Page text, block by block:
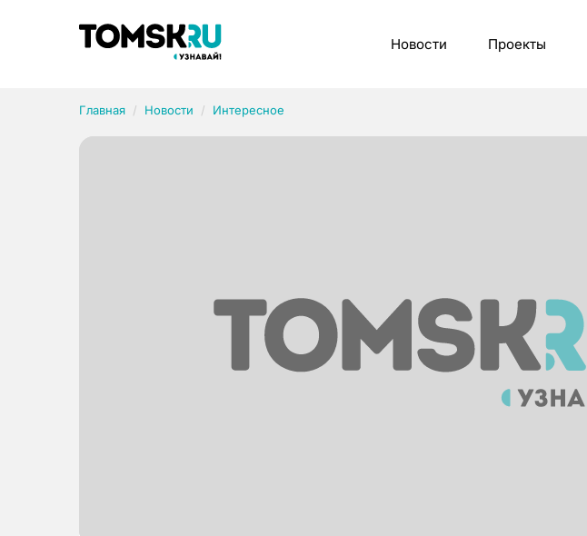
Новости Проекты
Главная Новости Интересное
Рубрики